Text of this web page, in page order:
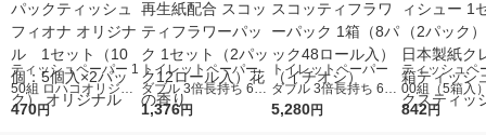
ティッシュペーパー 1
50組 ロハコオリジナ
ルソフトパックティッ
470円
トイレットペーパー
ダブル 3倍長持ち 6ロ
ール 75m 再生紙配合
1,376円
トイレットペーパー
ダブル 3倍長持ち 6ロ
ール 75m スコッティ
5,280円
ティッシュペ
00組（5箱入
ティティシュ
842円